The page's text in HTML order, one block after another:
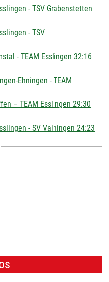
- TSV Grabenstetten
- TSV
- TEAM Esslingen 32:16
Ehningen - TEAM
– TEAM Esslingen 29:30
- SV Vaihingen 24:23